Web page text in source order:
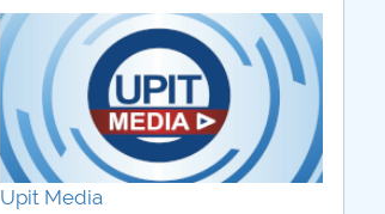
Upit Media